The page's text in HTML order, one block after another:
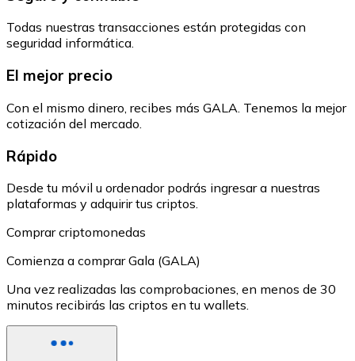
Todas nuestras transacciones están protegidas con
seguridad informática.
El mejor precio
Con el mismo dinero, recibes más GALA. Tenemos la mejor
cotización del mercado.
Rápido
Desde tu móvil u ordenador podrás ingresar a nuestras
plataformas y adquirir tus criptos.
Comprar criptomonedas
Comienza a comprar Gala (GALA)
Una vez realizadas las comprobaciones, en menos de 30
minutos recibirás las criptos en tu wallets.